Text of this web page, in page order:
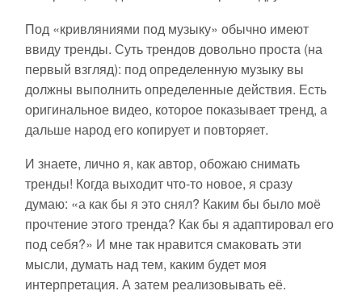
Под «кривляниями под музыку» обычно имеют
ввиду тренды. Суть трендов довольно проста (на
первый взгляд): под определенную музыку вы
должны выполнить определенные действия. Есть
оригинальное видео, которое показывает тренд, а
дальше народ его копирует и повторяет.
И знаете, лично я, как автор, обожаю снимать
тренды! Когда выходит что-то новое, я сразу
думаю: «а как бы я это снял? Каким бы было моё
прочтение этого тренда? Как бы я адаптировал его
под себя?» И мне так нравится смаковать эти
мысли, думать над тем, каким будет моя
интерпретация. А затем реализовывать её.